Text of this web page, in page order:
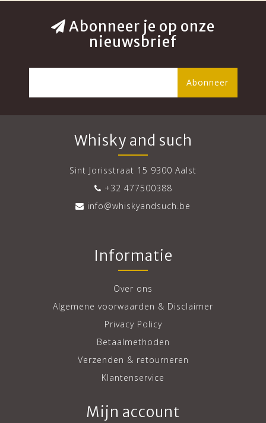
Abonneer je op onze
nieuwsbrief
Abonneer
Whisky and such
Sint Jorisstraat 15 9300 Aalst
+32 477500388
info@whiskyandsuch.be
Informatie
Over ons
Algemene voorwaarden & Disclaimer
Privacy Policy
Betaalmethoden
Verzenden & retourneren
Klantenservice
Mijn account